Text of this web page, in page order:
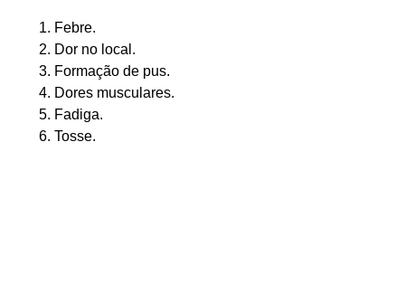
Febre.
Dor no local.
Formação de pus.
Dores musculares.
Fadiga.
Tosse.